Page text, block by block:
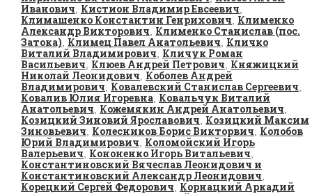
Иванович, Кистион Владимир Евсеевич,
Климашенко Константин Генрихович, Клименко
Александр Викторович, Клименко Станислав (пос.
Затока), Климец Павел Анатольевич, Кличко
Виталий Владимирович, Кличук Роман
Васильевич, Клюев Андрей Петрович, Княжицкий
Николай Леонидович, Коболев Андрей
Владимирович, Ковалевский Станислав Сергеевич,
Ковалив Юлия Игоревна, Ковальчук Виталий
Анатольевич, Кожемякин Андрей Анатольевич,
Козицкий Зиновий Ярославович, Козицкий Максим
Зиновьевич, Колесников Борис Викторвич, Колобов
Юрий Владимирович, Коломойский Игорь
Валерьевич, Кононенко Игорь Витальевич,
Константиновский Вячеслав Леонидович и
Константиновский Александр Леонидович,
Корецкий Сергей Федорович, Корнацкий Аркадий